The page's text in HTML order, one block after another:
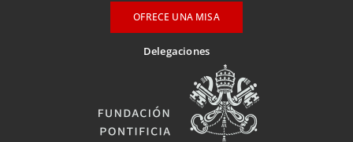
OFRECE UNA MISA
Delegaciones